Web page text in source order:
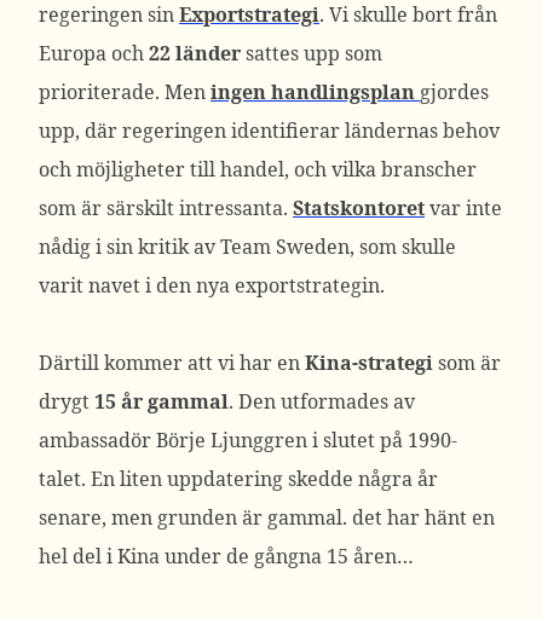
regeringen sinExportstrategi. Vi skulle bort från
Europa och22 ländersattes upp som
prioriterade. Meningen handlingsplan gjordes
upp, där regeringen identifierar ländernas behov
och möjligheter till handel, och vilka branscher
som är särskilt intressanta. Statskontoretvar inte
nådig i sin kritik av Team Sweden, som skulle
varit navet i den nya exportstrategin.
Därtill kommer att vi har enKina-strategisom är
drygt15 år gammal. Den utformades av
ambassadör Börje Ljunggren i slutet på 1990-
talet. En liten uppdatering skedde några år
senare, men grunden är gammal. det har hänt en
hel del i Kina under de gångna 15 åren…